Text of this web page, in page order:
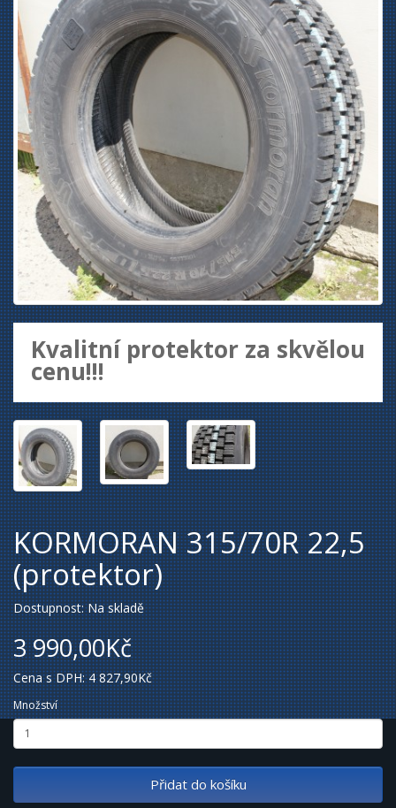
Kvalitní protektor za skvělou
cenu!!!
KORMORAN 315/70R 22,5
(protektor)
Dostupnost: Na skladě
3 990,00Kč
Cena s DPH: 4 827,90Kč
Množství
Přidat do košíku